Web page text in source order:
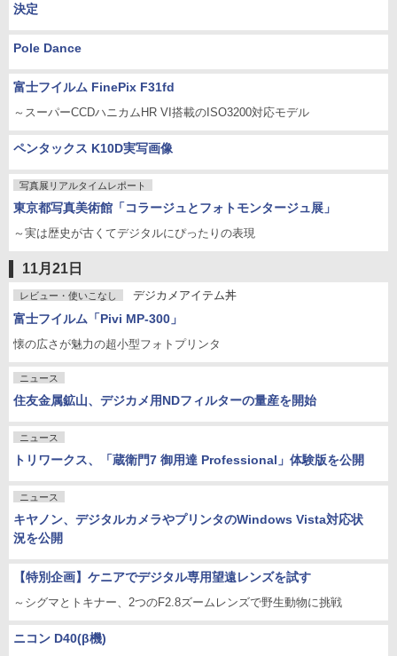
決定
Pole Dance
富士フイルム FinePix F31fd
～スーパーCCDハニカムHR VI搭載のISO3200対応モデル
ペンタックス K10D実写画像
写真展リアルタイムレポート
東京都写真美術館「コラージュとフォトモンタージュ展」
～実は歴史が古くてデジタルにぴったりの表現
11月21日
レビュー・使いこなし デジカメアイテム丼
富士フイルム「Pivi MP-300」
懐の広さが魅力の超小型フォトプリンタ
ニュース
住友金属鉱山、デジカメ用NDフィルターの量産を開始
ニュース
トリワークス、「蔵衛門7 御用達 Professional」体験版を公開
ニュース
キヤノン、デジタルカメラやプリンタのWindows Vista対応状
況を公開
【特別企画】ケニアでデジタル専用望遠レンズを試す
～シグマとトキナー、2つのF2.8ズームレンズで野生動物に挑戦
ニコン D40(β機)